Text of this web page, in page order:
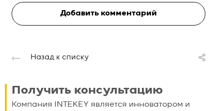
Добавить комментарий
Назад к списку
Получить консультацию
Компания INTEKEY является инноватором и